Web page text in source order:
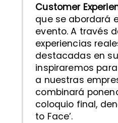
Customer
que se abordará
evento. A través
experiencias
destacadas en
inspiraremos
a nuestras
combinará
coloquio final,
to Face’.